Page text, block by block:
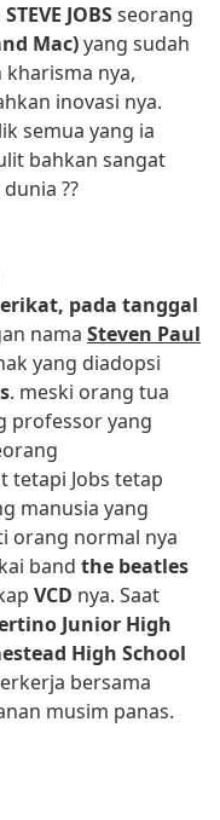
STEVE JOBSseorang
Mac)yang sudah
nya,
inovasi nya.
semua yang ia
bahkan sangat
??
pada tanggal
nama Steven Paul
yang diadopsi
. meski orang tua
professor yang
tetapi Jobs tetap
manusia yang
orang normal nya
band the beatles
VCD nya. Saat
Junior High
High School
bersama
musim panas.